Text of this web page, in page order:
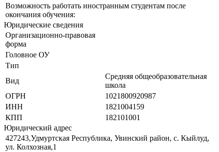
Возможность работать иностранным студентам после
окончания обучения:
Юридические сведения
Организационно-правовая
форма
Головное ОУ
Тип
Вид
Средняя общеобразовательная
школа
ОГРН
1021800920987
ИНН
1821004159
КПП
182101001
Юридический адрес
427243,Удмуртская Республика, Увинский район, с. Кыйлуд,
ул. Колхозная,1